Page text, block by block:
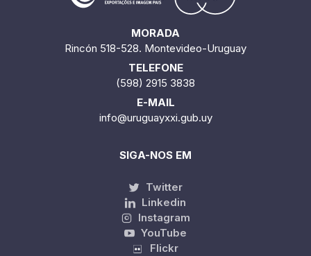
MORADA
Rincón 518-528. Montevideo-Uruguay
TELEFONE
(598) 2915 3838
E-MAIL
info@uruguayxxi.gub.uy
SIGA-NOS EM
Twitter
Linkedin
Instagram
YouTube
Flickr